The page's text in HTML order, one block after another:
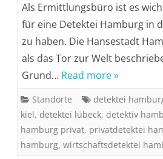
Als Ermittlungsbüro ist es
für eine Detektei Hamburg in
zu haben. Die Hansestadt
als das Tor zur Welt
Grund… Read more »
Standorte detektei
kiel, detektei lübeck, detektiv
hamburg privat, privatdetektei
hamburg, wirtschaftsdetektei